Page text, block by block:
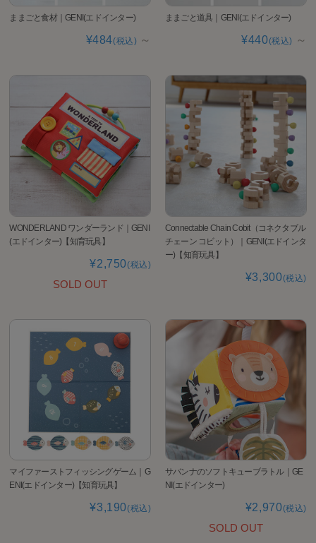
ままごと食材｜GENI(エドインター)
¥484(税込) ～
ままごと道具｜GENI(エドインター)
¥440(税込) ～
WONDERLAND ワンダーランド｜GENI
(エドインター)【知育玩具】
¥2,750(税込)
SOLD OUT
Connectable Chain Cobit（コネクタブル
チェーン コビット）｜GENI(エドインタ
ー)【知育玩具】
¥3,300(税込)
マイファーストフィッシングゲーム｜G
ENI(エドインター)【知育玩具】
¥3,190(税込)
サバンナのソフトキューブラトル｜GE
NI(エドインター)
¥2,970(税込)
SOLD OUT